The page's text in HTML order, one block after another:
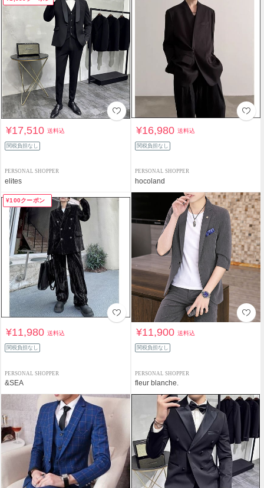
¥17,510送料込
関税負担なし
PERSONAL SHOPPER
elites
¥16,980送料込
関税負担なし
PERSONAL SHOPPER
hocoland
¥100クーポン
¥11,980送料込
関税負担なし
PERSONAL SHOPPER
&SEA
¥11,900送料込
関税負担なし
PERSONAL SHOPPER
fleur blanche.